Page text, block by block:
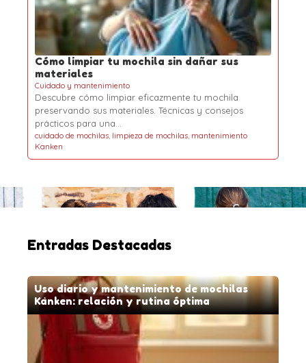
Cómo limpiar tu mochila sin dañar sus
materiales
Cuidado y mantenimiento
Descubre cómo limpiar eficazmente tu mochila
preservando sus materiales. Técnicas y consejos
prácticos para una…
cuidado de mochilas, limpieza de mochilas, mantenimiento
Kanken
Entradas Destacadas
Uso diario y mantenimiento de mochilas
Kånken: relación y rutina óptima